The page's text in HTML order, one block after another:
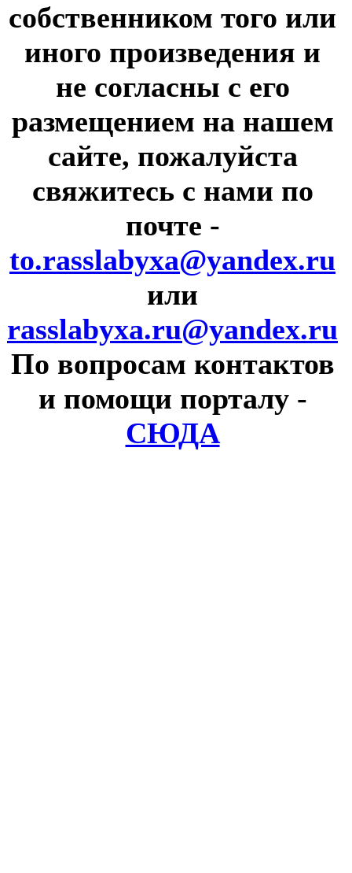
собственником того или
иного произведения и
не согласны с его
размещением на нашем
сайте, пожалуйста
свяжитесь с нами по
почте -
to.rasslabyxa@yandex.ru
или
rasslabyxa.ru@yandex.ru
По вопросам контактов
и помощи порталу -
СЮДА